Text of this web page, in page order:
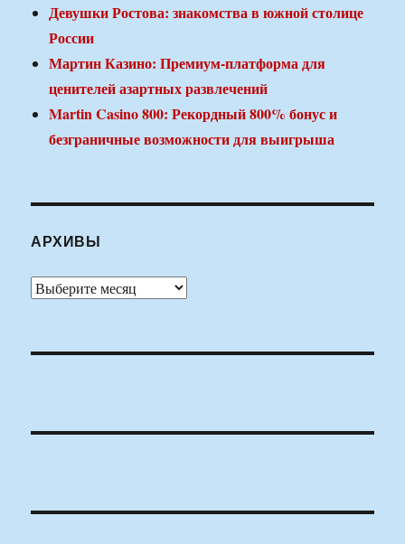
Девушки Ростова: знакомства в южной столице
России
Мартин Казино: Премиум-платформа для
ценителей азартных развлечений
Martin Casino 800: Рекордный 800% бонус и
безграничные возможности для выигрыша
АРХИВЫ
Архивы